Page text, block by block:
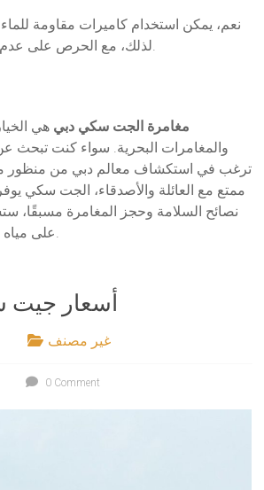
نعم، يمكن استخدام كاميرات مقاومة
لذلك، مع الحرص على عدم الانشغال أثناء القيادة.
مغامرة الجت سكي دبي هي
والمغامرات البحرية. سواء كنت تبحث عن
ترغب في استكشاف معالم دبي من منظور
ممتع مع العائلة والأصدقاء، الجت سكي
نصائح السلامة وحجز المغامرة مسبقًا،
على مياه الخليج العربي الزرقاء.
أسعار
غير مصنف
0 Comment